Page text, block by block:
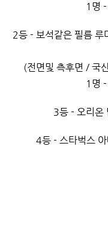
1명
2등 - 보석같은 필름
(전면및 측후면 / 국
1명
3등 - 오리온
4등 - 스타벅스